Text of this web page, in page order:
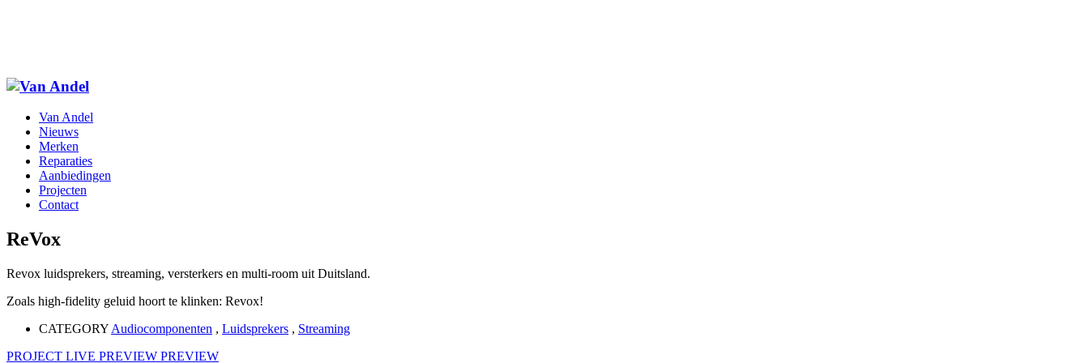
Van Andel
Nieuws
Merken
Reparaties
Aanbiedingen
Projecten
Contact
ReVox
Revox luidsprekers, streaming, versterkers en multi-room uit Duitsland.
Zoals high-fidelity geluid hoort te klinken: Revox!
CATEGORY Audiocomponenten , Luidsprekers , Streaming
PROJECT LIVE PREVIEW PREVIEW